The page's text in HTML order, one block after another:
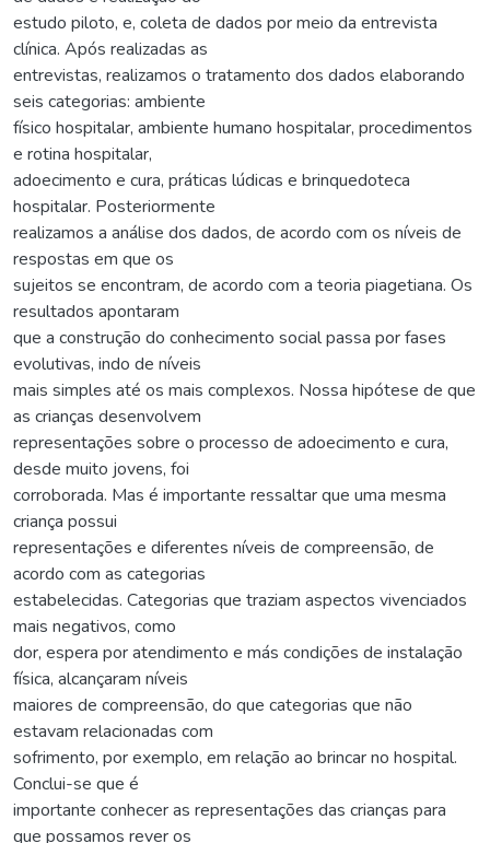
estudo piloto, e, coleta de dados por meio da entrevista
clínica. Após realizadas as
entrevistas, realizamos o tratamento dos dados elaborando
seis categorias: ambiente
físico hospitalar, ambiente humano hospitalar, procedimentos
e rotina hospitalar,
adoecimento e cura, práticas lúdicas e brinquedoteca
hospitalar. Posteriormente
realizamos a análise dos dados, de acordo com os níveis de
respostas em que os
sujeitos se encontram, de acordo com a teoria piagetiana. Os
resultados apontaram
que a construção do conhecimento social passa por fases
evolutivas, indo de níveis
mais simples até os mais complexos. Nossa hipótese de que
as crianças desenvolvem
representações sobre o processo de adoecimento e cura,
desde muito jovens, foi
corroborada. Mas é importante ressaltar que uma mesma
criança possui
representações e diferentes níveis de compreensão, de
acordo com as categorias
estabelecidas. Categorias que traziam aspectos vivenciados
mais negativos, como
dor, espera por atendimento e más condições de instalação
física, alcançaram níveis
maiores de compreensão, do que categorias que não
estavam relacionadas com
sofrimento, por exemplo, em relação ao brincar no hospital.
Conclui-se que é
importante conhecer as representações das crianças para
que possamos rever os